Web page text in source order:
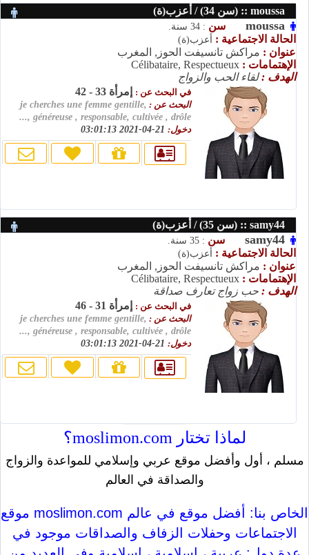
moussa سن : 34 سنة.
الحالة الاجتماعية : أعزب(ة)
عنوان : مراكش تانسيفت الحوز, المغرب
الإهتمامات : Célibataire, Respectueux
الهدف :لقاء الحب والزواج
في البحث عن : إمرأة 33 - 42
البحث عن : je cherches une femme gentille,
généreuse , responsable, cultivée , drôle ,...
دخول:
samy44 سن : 35 سنة.
الحالة الاجتماعية : أعزب(ة)
عنوان : مراكش تانسيفت الحوز, المغرب
الإهتمامات : Célibataire, Respectueux
الهدف : حب زواج تعارف صداقة
في البحث عن : إمرأة 31 - 46
البحث عن : je cherches une femme gentille,
généreuse , responsable, cultivée , drôle ,...
دخول:
لماذا تختار moslimon.com؟
مسلم ، أول وأفضل موقع عربي وإسلامي للمواعدة والزواج
والصداقة في العالم
موقع moslimon.com الخاص بنا: أفضل موقع في عالم
الاجتماعات وحفلات الزفاف والصداقات موجود في